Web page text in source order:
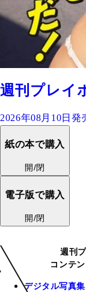
週刊プレイ
2026年08月10日発
紙の本で購入
開/閉
電子版で購入
開/閉
週刊
コンテ
デジタル写真